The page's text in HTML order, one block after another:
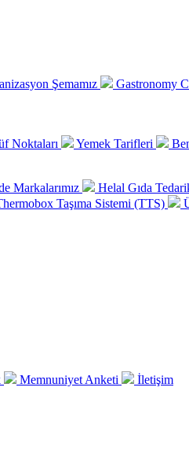
Şemamız Gastronomy
Noktaları Yemek Tarifleri
Markalarımız Helal Gıda
Taşıma Sistemi (TTS)
Memnuniyet Anketi
İletişim